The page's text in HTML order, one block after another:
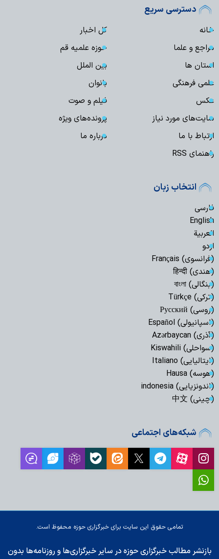
دسترسی سریع
خانه
کل اخبار
مراجع و علما
حوزه علمیه قم
استان ها
بین الملل
علمی فرهنگی
بانوان
عکس
فیلم و صوت
سایت‌های مورد نیاز
پرونده‌های ویژه
ارتباط با ما
درباره ما
راهنمای RSS
انتخاب زبان
فارسی
English
العربیة
اردو
(فرانسوی) Français
(هندی) हिन्दी
(بنگالی) বাংলা
(ترکی) Türkçe
(روسی) Русский
(اسپانیولی) Español
(آذری) Azərbaycan
(سواحلی) Kiswahili
(ایتالیایی) Italiano
(هوسه) Hausa
(اندونزیایی) indonesia
(چینی) 中文
شبکه‌های اجتماعی
تمامی حقوق این سایت برای خبرگزاری حوزه محفوظ است.
بازنشر مطالب خبرگزاری حوزه در سایر خبرگزاری‌ها و روزنامه‌ها بدون